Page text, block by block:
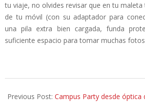
tu viaje, no olvides revisar que en tu maleta
de tu móvil (con su adaptador para
una pila extra bien cargada, funda
suficiente espacio para tomar muchas
08-
Previous Post: Campus Party desde óptica